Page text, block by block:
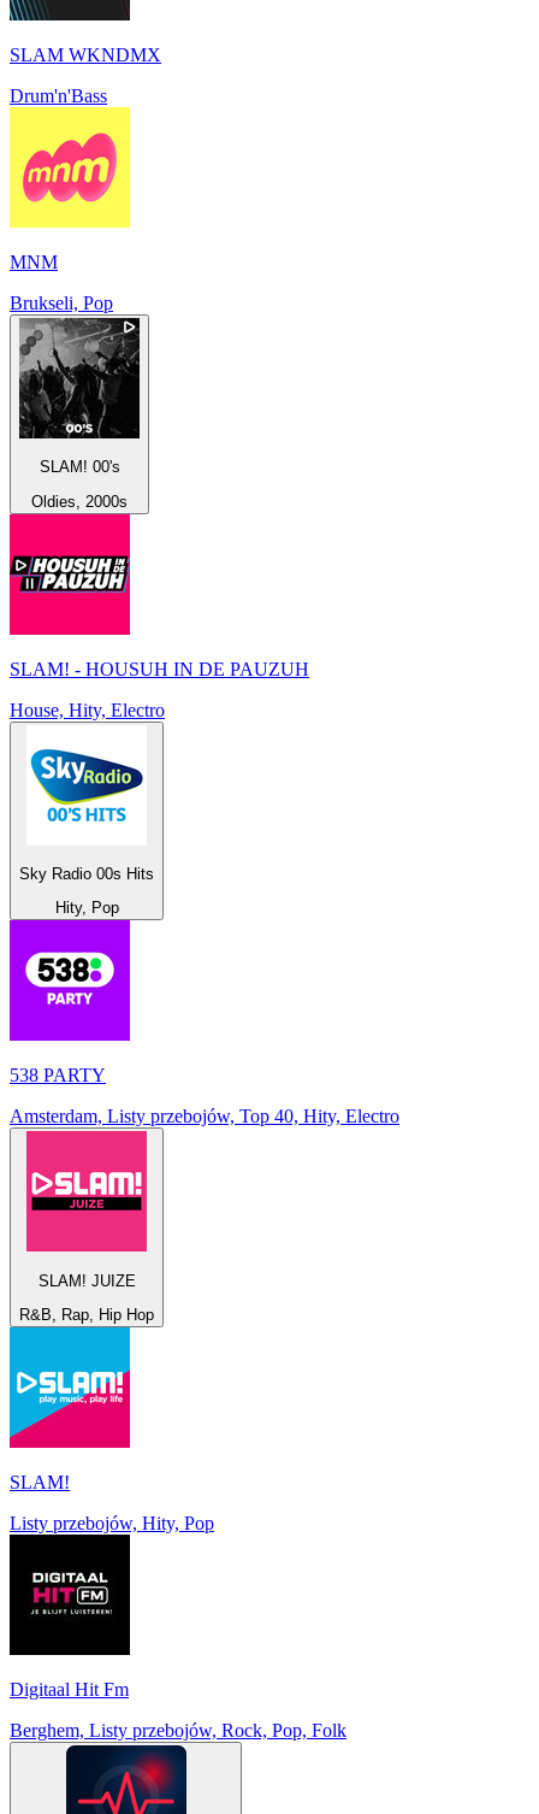
SLAM WKNDMX
Drum'n'Bass
MNM
Brukseli, Pop
SLAM! 00's
Oldies, 2000s
SLAM! - HOUSUH IN DE PAUZUH
House, Hity, Electro
Sky Radio 00s Hits
Hity, Pop
538 PARTY
Amsterdam, Listy przebojów, Top 40, Hity, Electro
SLAM! JUIZE
R&B, Rap, Hip Hop
SLAM!
Listy przebojów, Hity, Pop
Digitaal Hit Fm
Berghem, Listy przebojów, Rock, Pop, Folk